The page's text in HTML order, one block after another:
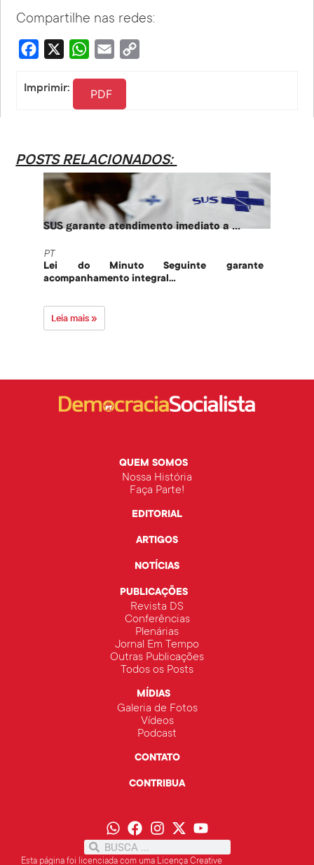
Compartilhe nas redes:
Facebook WhatsApp
Email
Imprimir: PDF
POSTS RELACIONADOS:
SUS garante atendimento imediato a ...
PT
Lei do Minuto Seguinte garante
acompanhamento integral...
Leia mais »
QUEM SOMOS
Nossa História
Faça Parte!
EDITORIAL
ARTIGOS
NOTÍCIAS
PUBLICAÇÕES
Revista DS
Conferências
Plenárias
Jornal Em Tempo
Outras Publicações
Todos os Posts
MÍDIAS
Galeria de Fotos
Vídeos
Podcast
CONTATO
CONTRIBUA
Esta página foi licenciada com uma Licença Creative